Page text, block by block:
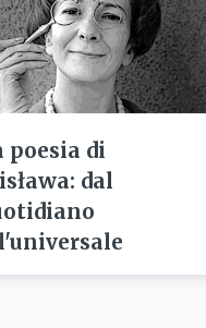
poesia di
dal